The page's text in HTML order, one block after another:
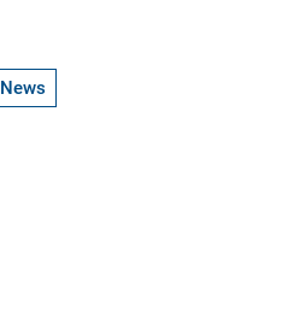
News